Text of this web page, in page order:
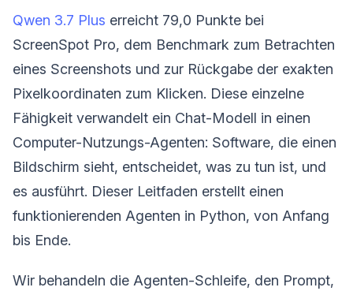
Qwen 3.7 Plus erreicht 79,0 Punkte bei
ScreenSpot Pro, dem Benchmark zum Betrachten
eines Screenshots und zur Rückgabe der exakten
Pixelkoordinaten zum Klicken. Diese einzelne
Fähigkeit verwandelt ein Chat-Modell in einen
Computer-Nutzungs-Agenten: Software, die einen
Bildschirm sieht, entscheidet, was zu tun ist, und
es ausführt. Dieser Leitfaden erstellt einen
funktionierenden Agenten in Python, von Anfang
bis Ende.
Wir behandeln die Agenten-Schleife, den Prompt,